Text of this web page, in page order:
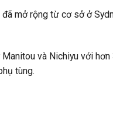
mở rộng từ cơ sở ở
và Nichiyu với
tùng.